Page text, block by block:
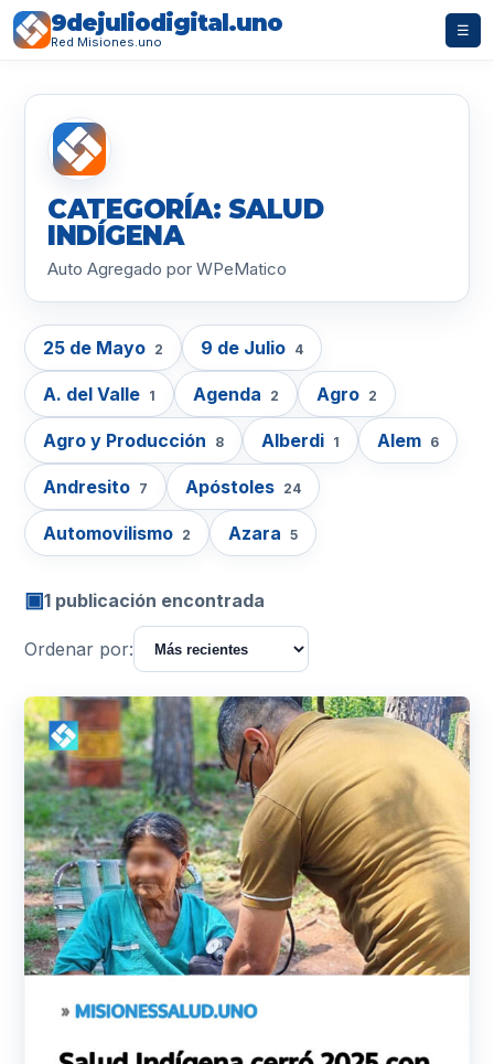
9dejuliodigital.uno
Red Misiones.uno
☰
CATEGORÍA: SALUD
INDÍGENA
Auto Agregado por WPeMatico
25 de Mayo 2 9 de Julio 4
A. del Valle 1 Agenda 2 Agro 2
Agro y Producción 8 Alberdi 1 Alem 6
Andresito 7 Apóstoles 24
Automovilismo 2 Azara 5
▣1 publicación encontrada
Ordenar por: